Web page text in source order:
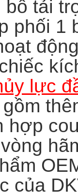
bố tải
phối 1
lực
hợp
của